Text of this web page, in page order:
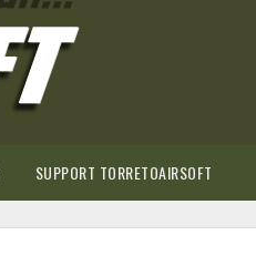
SUPPORT TORRETOAIRSOFT